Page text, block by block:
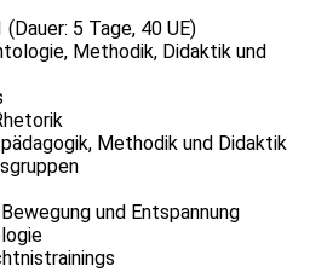
5 Tage, 40 UE)
Methodik, Didaktik und
Methodik und Didaktik
und Entspannung